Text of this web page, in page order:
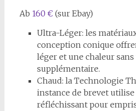
Ab 160 €(sur Ebay)
Ultra-Léger: les
conception conique
léger et une chaleur
supplémentaire.
Chaud: la Technologie
instance de brevet
réfléchissant pour